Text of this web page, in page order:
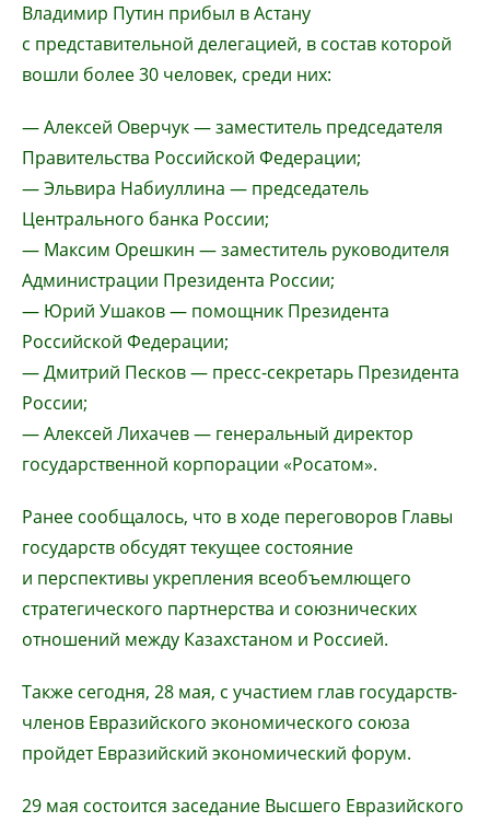
Владимир Путин прибыл в Астану
с представительной делегацией, в состав которой
вошли более 30 человек, среди них:
— Алексей Оверчук — заместитель председателя
Правительства Российской Федерации;
— Эльвира Набиуллина — председатель
Центрального банка России;
— Максим Орешкин — заместитель руководителя
Администрации Президента России;
— Юрий Ушаков — помощник Президента
Российской Федерации;
— Дмитрий Песков — пресс-секретарь Президента
России;
— Алексей Лихачев — генеральный директор
государственной корпорации «Росатом».
Ранее сообщалось, что в ходе переговоров Главы
государств обсудят текущее состояние
и перспективы укрепления всеобъемлющего
стратегического партнерства и союзнических
отношений между Казахстаном и Россией.
Также сегодня, 28 мая, с участием глав государств-
членов Евразийского экономического союза
пройдет Евразийский экономический форум.
29 мая состоится заседание Высшего Евразийского